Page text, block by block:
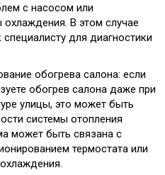
с насосом или
В этом случае
для диагностики
обогрева салона: если
обогрев салона даже при
улицы, это может быть
системы отопления
может быть связана с
термостата или